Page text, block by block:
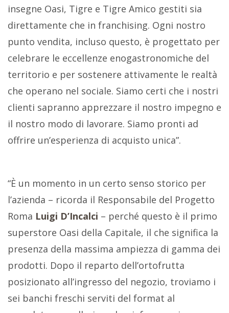
insegne Oasi, Tigre e Tigre Amico gestiti sia
direttamente che in franchising. Ogni nostro
punto vendita, incluso questo, è progettato per
celebrare le eccellenze enogastronomiche del
territorio e per sostenere attivamente le realtà
che operano nel sociale. Siamo certi che i nostri
clienti sapranno apprezzare il nostro impegno e
il nostro modo di lavorare. Siamo pronti ad
offrire un’esperienza di acquisto unica”.
“È un momento in un certo senso storico per
l’azienda – ricorda il Responsabile del Progetto
Roma Luigi D’Incalci – perché questo è il primo
superstore Oasi della Capitale, il che significa la
presenza della massima ampiezza di gamma dei
prodotti. Dopo il reparto dell’ortofrutta
posizionato all’ingresso del negozio, troviamo i
sei banchi freschi serviti del format al